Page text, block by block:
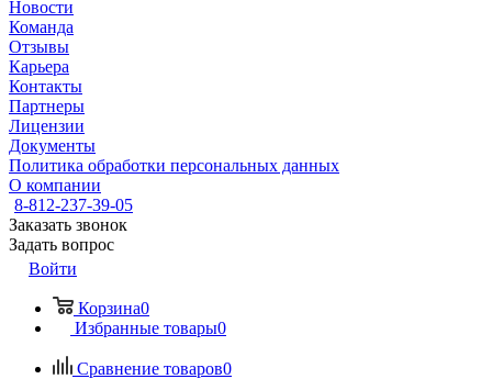
Новости
Команда
Отзывы
Карьера
Контакты
Партнеры
Лицензии
Документы
Политика обработки персональных данных
О компании
8-812-237-39-05
Заказать звонок
Задать вопрос
Войти
Корзина0
Избранные товары0
Сравнение товаров0